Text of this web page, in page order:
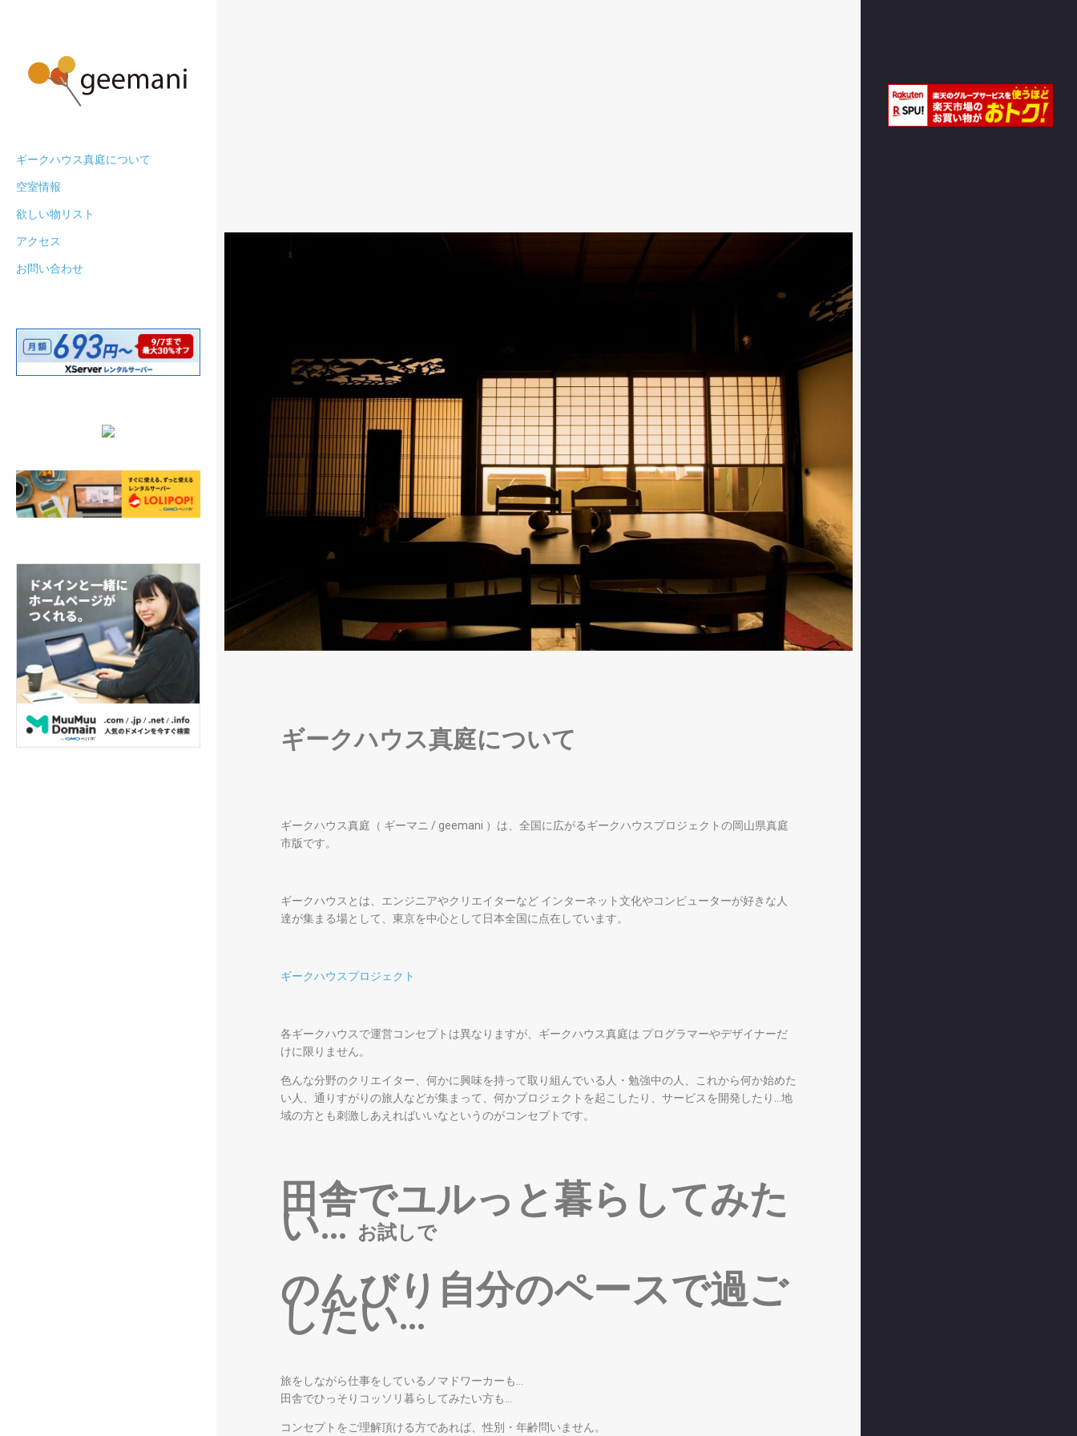
ギークハウス真庭について
空室情報
欲しい物リスト
アクセス
お問い合わせ
ギークハウス真庭について
ギークハウス真庭（ ギーマニ / geemani ）は、全国に広がるギークハウスプロジェクトの岡山県真庭
市版です。
ギークハウスとは、エンジニアやクリエイターなど インターネット文化やコンピューターが好きな人
達が集まる場として、東京を中心として日本全国に点在しています。
ギークハウスプロジェクト
各ギークハウスで運営コンセプトは異なりますが、ギークハウス真庭は プログラマーやデザイナーだ
けに限りません。
色んな分野のクリエイター、何かに興味を持って取り組んでいる人・勉強中の人、これから何か始めた
い人、通りすがりの旅人などが集まって、何かプロジェクトを起こしたり、サービスを開発したり…地
域の方とも刺激しあえればいいなというのがコンセプトです。
田舎でユルっと暮らしてみた
い… お試しで
のんびり自分のペースで過ご
したい…
旅をしながら仕事をしているノマドワーカーも…
田舎でひっそりコッソリ暮らしてみたい方も…
コンセプトをご理解頂ける方であれば、性別・年齢問いません。